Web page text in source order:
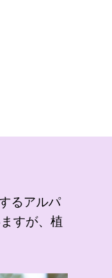
るアルパ
すが、植